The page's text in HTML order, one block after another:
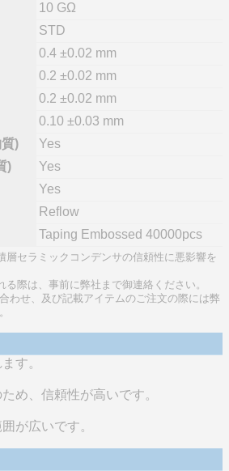
10 GΩ
STD
0.4 ±0.02 mm
0.2 ±0.02 mm
0.2 ±0.02 mm
0.10 ±0.03 mm
)
Yes
)
Yes
Yes
Reflow
Taping Embossed 40000pcs
層セラミックコンデンサの信頼性に悪影響を
際は、事前に弊社まで御連絡ください。
わせ、及び記載アイテムのご注文の際には弊
す。
め、信頼性が高いです。
が広いです。